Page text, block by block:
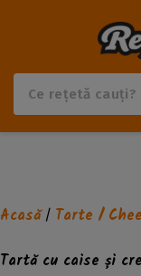
Acasă/ Tarte /
Tartă cu caise și